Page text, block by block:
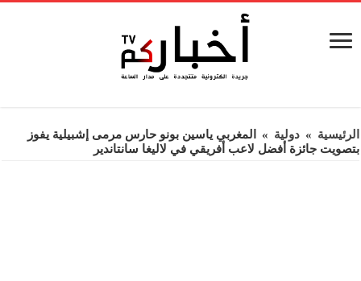
الرئيسية » دولية »
المغربي ياسين بونو حارس مرمى إشبيلية يفوز
بتصويت جائزة أفضل لاعب أفريقي في لاليغا سانتاندير